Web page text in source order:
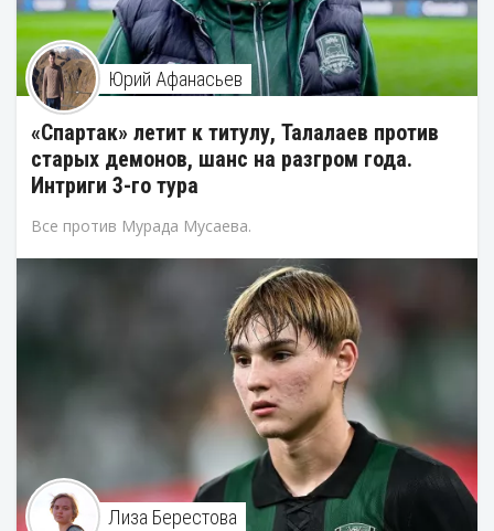
Юрий Афанасьев
«Спартак» летит к титулу, Талалаев против
старых демонов, шанс на разгром года.
Интриги 3-го тура
Все против Мурада Мусаева.
Лиза Берестова